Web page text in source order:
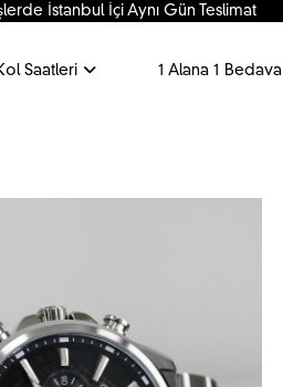
İstanbul İçi Aynı Gün Teslimat
Saatleri 1 Alana 1 Bedava